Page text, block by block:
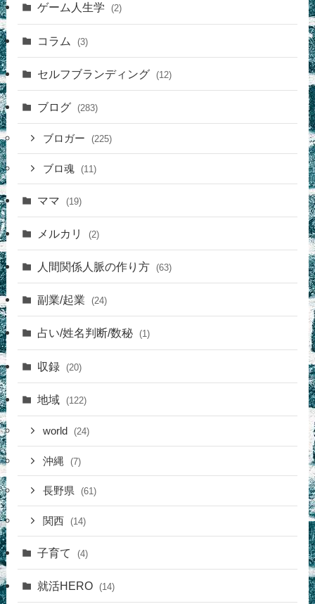
ゲーム人生学 (2)
コラム (3)
セルフブランディング (12)
ブログ (283)
ブロガー (225)
ブロ魂 (11)
ママ (19)
メルカリ (2)
人間関係人脈の作り方 (63)
副業/起業 (24)
占い/姓名判断/数秘 (1)
収録 (20)
地域 (122)
world (24)
沖縄 (7)
長野県 (61)
関西 (14)
子育て (4)
就活HERO (14)